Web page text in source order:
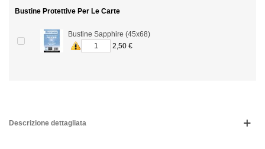
Bustine Protettive Per Le Carte
Bustine Sapphire (45x68)
2,50 €
Descrizione dettagliata